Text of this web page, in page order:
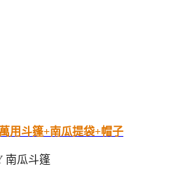
用斗篷+南瓜提袋+帽子